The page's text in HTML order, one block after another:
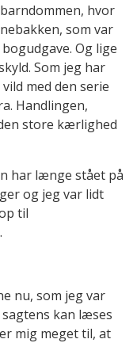
hvor
som var
Og lige
Som jeg har
med den serie
Handlingen,
store kærlighed
har længe stået på
og jeg var lidt
til
nu, som jeg var
kan læses
mig meget til, at